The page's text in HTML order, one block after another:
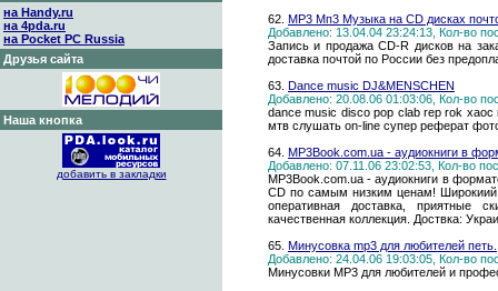
на Handy.ru
на 4pda.ru
на Pocket PC Russia
Друзья сайта
Наша кнопка
добавить в закладки
62. MP3 Мп3 Музыка на CD дисках
Добавлено: 13.04.04 23:24:13, Кол-во
Запись и продажа CD-R дисков на
доставка почтой по России без
63. Dance music DJ&MENSCHEN
Добавлено: 20.08.06 01:03:06, Кол-во
dance music disco pop clab rep rok хаос
мтв слушать on-line супер реферат
64. MP3Book.com.ua - аудиокниги в
Добавлено: 07.11.06 23:02:53, Кол-во
MP3Book.com.ua - аудиокниги в
CD по самым низким ценам! Широкиий
оперативная доставка,
качественная коллекция. Доствка:
65. Минусовка mp3 для любителей петь.
Добавлено: 24.04.06 19:03:05, Кол-во
Минусовки MP3 для любителей и